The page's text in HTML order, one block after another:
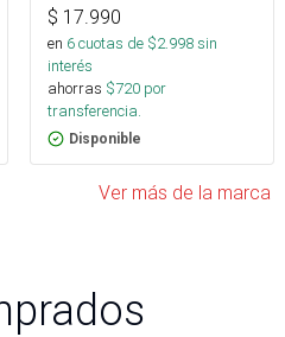
$ 17.990
en 6cuotas de $2.998sin
interés
ahorras $720 por
transferencia.
Disponible
Ver más de la marca